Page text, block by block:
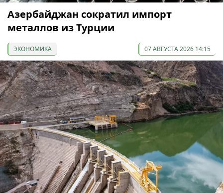
Азербайджан сократил импорт
металлов из Турции
ЭКОНОМИКА 07 АВГУСТА 2026 14:15